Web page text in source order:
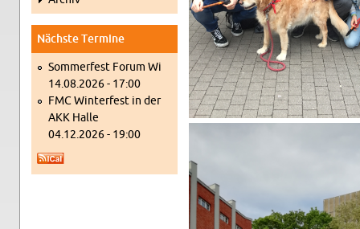
Nächs­te Ter­mi­ne
Som­mer­fest Forum Wi
14.08.2026 - 17:00
FMC Win­ter­fest in der
AKK Halle
04.12.2026 - 19:00